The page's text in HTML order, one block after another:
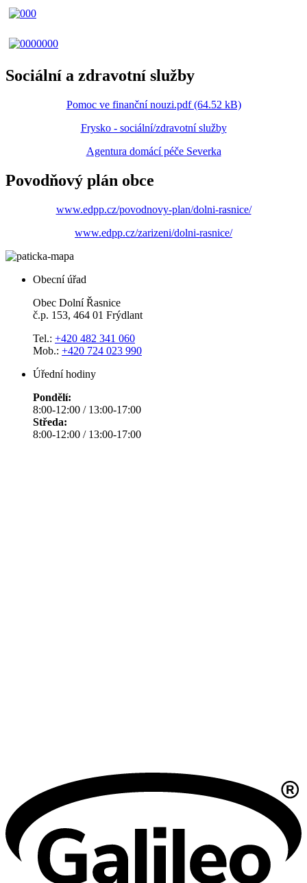
Sociální a zdravotní služby
Pomoc ve finanční nouzi.pdf (64.52 kB)
Frysko - sociální/zdravotní služby
Agentura domácí péče Severka
Povodňový plán obce
www.edpp.cz/povodnovy-plan/dolni-rasnice/
www.edpp.cz/zarizeni/dolni-rasnice/
Obecní úřad
Obec Dolní Řasnice
č.p. 153, 464 01 Frýdlant
Tel.: +420 482 341 060
Mob.: +420 724 023 990
Úřední hodiny
Pondělí:
8:00-12:00 / 13:00-17:00
Středa:
8:00-12:00 / 13:00-17:00